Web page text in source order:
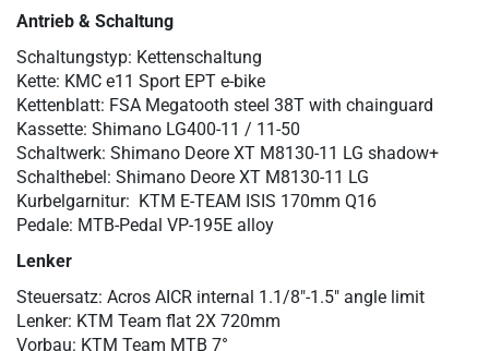
Antrieb & Schaltung
Schaltungstyp: Kettenschaltung
Kette: KMC e11 Sport EPT e-bike
Kettenblatt: FSA Megatooth steel 38T with chainguard
Kassette: Shimano LG400-11 / 11-50
Schaltwerk: Shimano Deore XT M8130-11 LG shadow+
Schalthebel: Shimano Deore XT M8130-11 LG
Kurbelgarnitur: KTM E-TEAM ISIS 170mm Q16
Pedale: MTB-Pedal VP-195E alloy
Lenker
Steuersatz: Acros AICR internal 1.1/8"-1.5" angle limit
Lenker: KTM Team flat 2X 720mm
Vorbau: KTM Team MTB 7°